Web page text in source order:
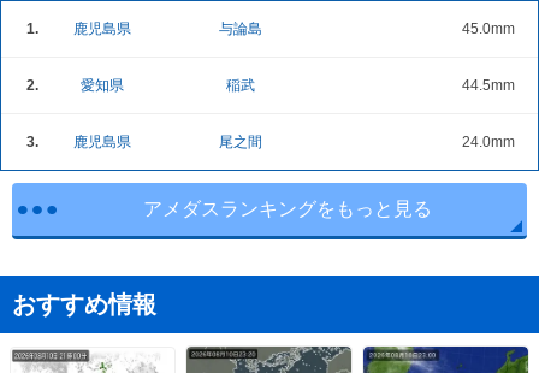
1. 鹿児島県 与論島 45.0mm
2. 愛知県 稲武 44.5mm
3. 鹿児島県 尾之間 24.0mm
アメダスランキングをもっと見る
おすすめ情報